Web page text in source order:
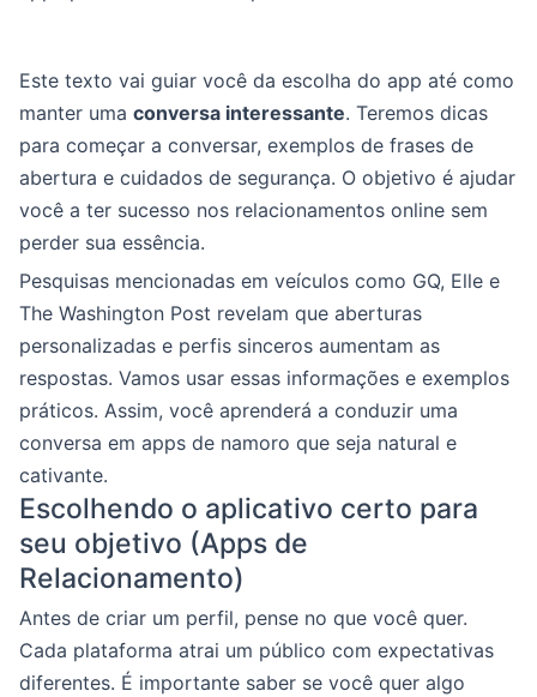
Este texto vai guiar você da escolha do app até como
manter uma conversa interessante. Teremos dicas
para começar a conversar, exemplos de frases de
abertura e cuidados de segurança. O objetivo é ajudar
você a ter sucesso nos relacionamentos online sem
perder sua essência.
Pesquisas mencionadas em veículos como GQ, Elle e
The Washington Post revelam que aberturas
personalizadas e perfis sinceros aumentam as
respostas. Vamos usar essas informações e exemplos
práticos. Assim, você aprenderá a conduzir uma
conversa em apps de namoro que seja natural e
cativante.
Escolhendo o aplicativo certo para
seu objetivo (Apps de
Relacionamento)
Antes de criar um perfil, pense no que você quer.
Cada plataforma atrai um público com expectativas
diferentes. É importante saber se você quer algo